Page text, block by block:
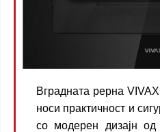
Вградната рерна
носи практичност и
со модерен дизајн од